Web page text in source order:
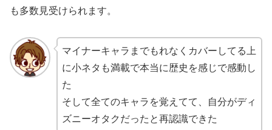
も多数見受けられます。
マイナーキャラまでもれなくカバーしてる上
に小ネタも満載で本当に歴史を感じで感動し
た
そして全てのキャラを覚えてて、自分がディ
ズニーオタクだったと再認識できた